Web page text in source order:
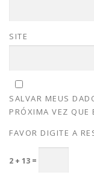
SITE
SALVAR MEUS
PRÓXIMA VEZ QUE
FAVOR DIGITE A
2 + 13 =